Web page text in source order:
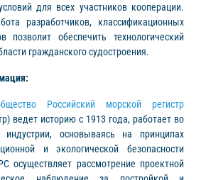
для всех участников кооперации.
разработчиков, классификационных
позволит обеспечить технологический
гражданского судостроения.
Российский морской регистр
ведет историю с 1913 года, работает во
основываясь на принципах
и экологической безопасности
осуществляет рассмотрение проектной